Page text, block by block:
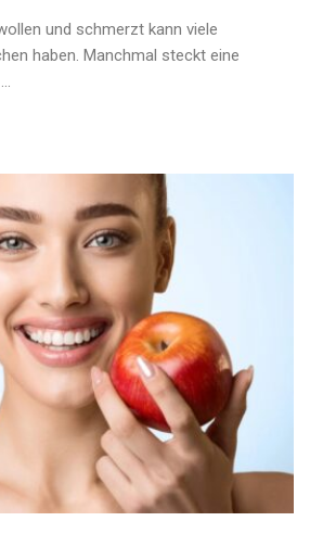
und schmerzt kann viele
haben. Manchmal steckt eine